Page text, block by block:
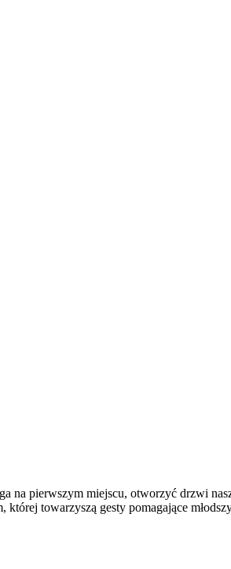
na pierwszym miejscu, otworzyć drzwi
której towarzyszą gesty pomagające